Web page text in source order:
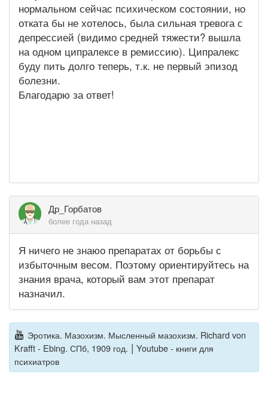
нормальном сейчас психическом состоянии, но
отката бы не хотелось, была сильная тревога с
депрессией (видимо средней тяжести? вышла
на одном ципралексе в ремиссию). Ципралекс
буду пить долго теперь, т.к. не первый эпизод
болезни.
Благодарю за ответ!
Др_Горбатов
более года назад
Я ничего не знаюо препаратах от борьбы с
избыточным весом. Поэтому ориентируйтесь на
знания врача, который вам этот препарат
назначил.
Эротика. Мазохизм. Мысленный мазохизм. Richard von
Krafft - Ebing. СПб, 1909 год. | Youtube - книги для
психиатров